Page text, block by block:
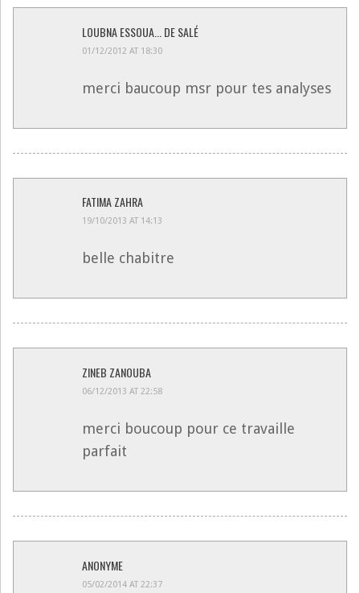
LOUBNA ESSOUA... DE SALÉ
01/12/2012 AT 18:30
merci baucoup msr pour tes analyses
FATIMA ZAHRA
19/10/2013 AT 14:13
belle chabitre
ZINEB ZANOUBA
06/12/2013 AT 22:58
merci boucoup pour ce travaille
parfait
ANONYME
05/02/2014 AT 22:37